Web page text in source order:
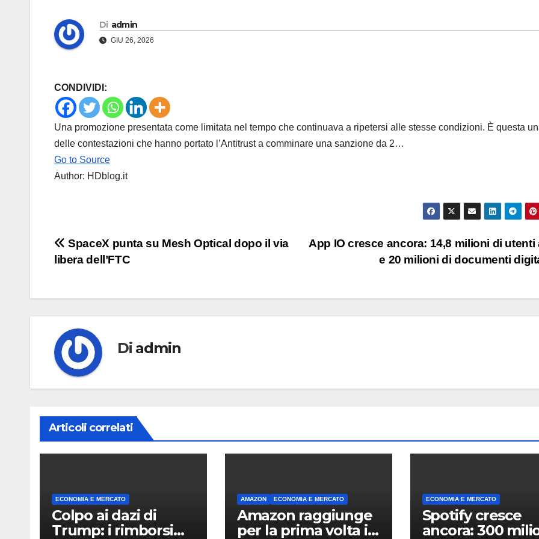
Di admin
GIU 26, 2026
CONDIVIDI:
Una promozione presentata come limitata nel tempo che continuava a ripetersi alle stesse condizioni. È questa
delle contestazioni che hanno portato l’Antitrust a comminare una sanzione da 2…
Go to Source
Author: HDblog.it
Navigazione
App IO cresce ancora: 14,8 milioni di utenti
e 20 milioni di documenti
SpaceX punta su Mesh Optical dopo il via
libera dell’FTC
Di admin
Articoli correlati
ECONOMIA E MERCATO
Colpo ai dazi di
Trump: i rimborsi
AMAZON ECONOMIA E MERCATO
Amazon raggiunge
per la prima volta i
ECONOMIA E MERCATO
Spotify cresce
ancora: 300
costa
quasi
enorme